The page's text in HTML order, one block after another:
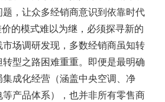
，让众多经销商意识到依靠时代
的模式难以为继，必须探寻新的
场调研发现，多数经销商虽知转
型之路困难重重。即便是最明确
成化经营（涵盖中央空调、净
产品体系），也并非所有零售商